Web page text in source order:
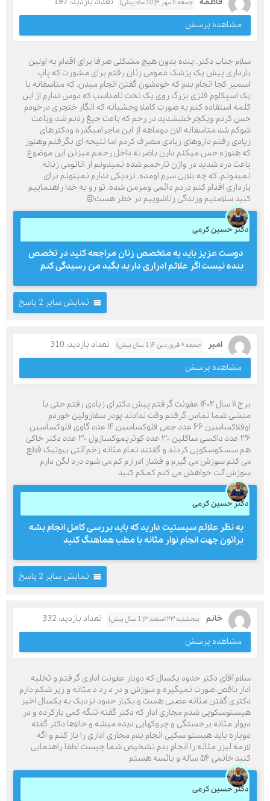
جمعه ۱۱ مهر ۴( 10 ماه پیش)
مشاهده پرسش
سلام جناب دکتر. بنده بدون هیچ مشکلی صرفا برای اقدام به اولین
بارداری پیش یک پزشک عمومی زنان رفتم برای مشورت که پاپ
اسمیر کجا انجام بدم که خودشون گفتن انجام میدن. که متاسفانه با
یک اسپکلوم فلزی بزرگ روی یک تخت نامناسب که دوس ندارم از این
کلمه استفاده کنم به صورت کاملا وحشیانه که انگار خنجری درخودم
حس کردم ویکچرخششدید در رحم که باعث جیغ زذنم شد وباعث
شوکم شد متاسفانه الان دوماهه از این ماجرامیگذره ودکترهای
زیادی رفتم داروهای زیادی مصرف کردم اما نتیجه ای نگرفتم وهنوز
که هنوزه حس میکنم دارن باضربه داخل رحمم میزنن این موضوع
باعث درد شدید در واژن تارحمم شده نمیدونم از اناتومی زنانه
نمیدونم. که چه بلایی سرم اومده. نزدیکی ندارم نمیتونم برای
بارداری اقدام کنم دردم دائمی ومزمن شده. تو رو به خدا راهنماییم
کنید سلامتیم وزندگی زناشوییم در خطر هست😔
دکتر حسین کرمی
دوست عزیز باید به متخصص زنان مراجعه کنید در تخصص
بنده نیست اگر علائم ادراری دارید بگید من رسیدگی کنم
نمایش سایر 2 پاسخ
امیر جمعه ۸ فروردین ۴( 1 سال پیش)
تعداد بازدید: 310
مشاهده پرسش
برج ۱۱ سال ۱۴۰۲ عفونت گرفتم پیش دکترای زیادی رفتم حتی با
منشی شما تماس گرفتم وقت ندادند پودر سفازولین خوردم
اوفلاکساسین ۶۶ عدد جمی فلوکساسین ۱۴ عدد گاوی فلوکساسین
۳۶ عدد داکسی ساکلین ۳۰ عدد کوتریموکسازول ۳۰ عدد دکتر خاکی
هم سسکوسکوپی کردند و گفتند تمام مثانه زخم آنتی بیوتیک قطع
می کنم سوزش می گیرم و فشار ادرارم کم می شود درد لگن دارم
سوزش آلت خواهش می کنم کمکم کنید
دکتر حسین کرمی
به نظر علائم سیستیت دارید که باید بررسی کامل انجام بشه
براتون جهت انجام نوار مثانه با مطب هماهنگ کنید
نمایش سایر 2 پاسخ
خانم‌ پنجشنبه ۲۳ اسفند ۳( 1 سال پیش)
تعداد بازدید: 332
مشاهده پرسش
سلام آقای دکتر حدود یکسال که دوبار عفونت اداری گرفتم و تخلیه
ادار ناقص صورت نمیگیره و سوزش و در د رد د مثانه و زیر شکم دارم
دکتری گفتن مثانه عصبی هست و یکبار حدود نزدیک به یکسال اخیر
هیستوسکوپی شدم مجاری ادار که دکتر گفته تنگه کمی بازکرده و در
دیوار مثانه برجستگی و چروکهایی دیده مبشه و حالاها دکتر گفته
دوباره باید هیستو سکپی انجام بدم مجاری اداری را باز کنم و اگه
لازمه لیزر مثانه را انجام بدم تشخیص شما چیست لطفا راهنمایی
کنید خانمی ۵۴ ساله و یائسه هستم
دکتر حسین کرمی